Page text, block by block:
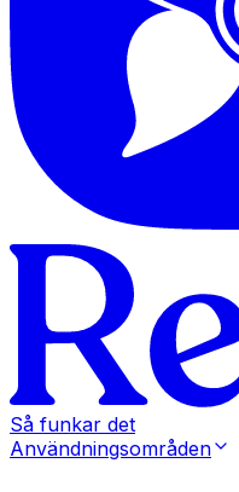
Så funkar det
Användningsområden